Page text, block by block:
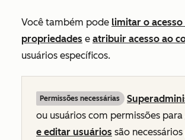
Você também pode limitar o acesso
propriedades e atribuir acesso ao
usuários específicos.
Permissões necessárias
ou usuários com permissões para
e editar usuários são